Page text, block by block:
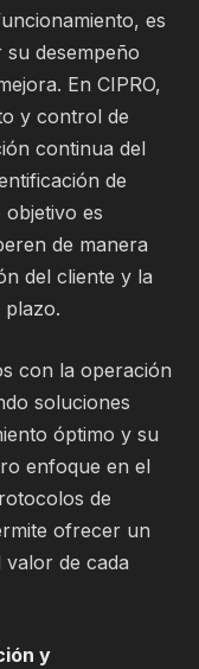
es
desempeño
En CIPRO,
y control de
continua del
de
es
de manera
del cliente y la
plazo.
con la operación
soluciones
óptimo y su
enfoque en el
de
ofrecer un
valor de cada
y